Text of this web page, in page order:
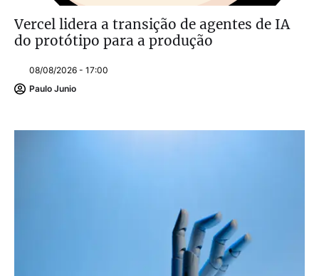
Vercel lidera a transição de agentes de IA
do protótipo para a produção
08/08/2026 - 17:00
Paulo Junio